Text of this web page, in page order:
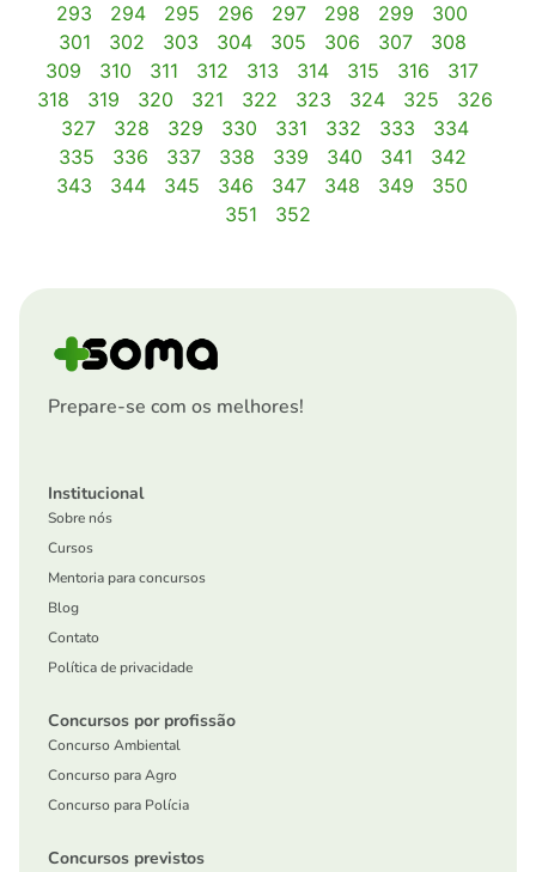
293
294 295 296 297 298 299
300
301
302 303 304 305 306 307
308
309
310 311 312 313 314 315 316
317
318
319 320 321 322 323 324 325
326
327
328 329 330 331 332 333
334
335
336 337 338 339 340 341
342
343
344 345 346 347 348 349
350
351
352
Prepare-se com os melhores!
Institucional
Sobre nós
Cursos
Mentoria para concursos
Blog
Contato
Política de privacidade
Concursos por profissão
Concurso Ambiental
Concurso para Agro
Concurso para Polícia
Concursos previstos